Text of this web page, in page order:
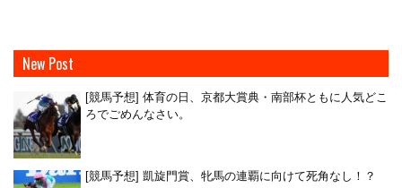
New Post
[競馬予想] 体育の日、京都大賞典・南部杯ともに人気どこ
ろでごめんなさい。
[競馬予想] 凱旋門賞、牝馬の連覇に向けて死角なし！？